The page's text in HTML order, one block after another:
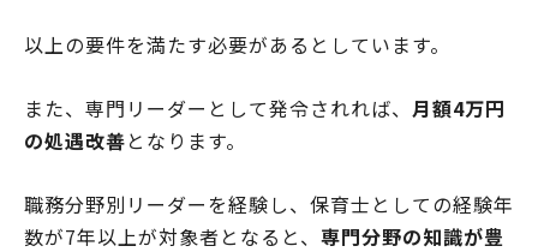
以上の要件を満たす必要があるとしています。
また、専門リーダーとして発令されれば、 月額4万円
の処遇改善となります。
職務分野別リーダーを経験し、保育士としての経験年
数が7年以上が対象者となると、 専門分野の知識が豊